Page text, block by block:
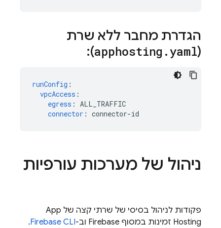
הגדרת מחבר ללא שרת
(
apphosting .yaml
):
runConfig :
vpcAccess :
egress : ALL_TRAFFIC
connector : connector-id
ניהול של מערכות עורפיות
פקודות לניהול בסיסי של שרתי קצה של App
Hosting זמינות במסוף Firebase וב- Firebase CLI
.